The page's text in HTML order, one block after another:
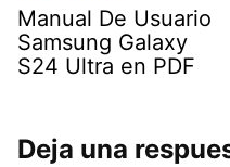
Manual De Usuario
Samsung Galaxy
S24 Ultra en PDF
Deja una